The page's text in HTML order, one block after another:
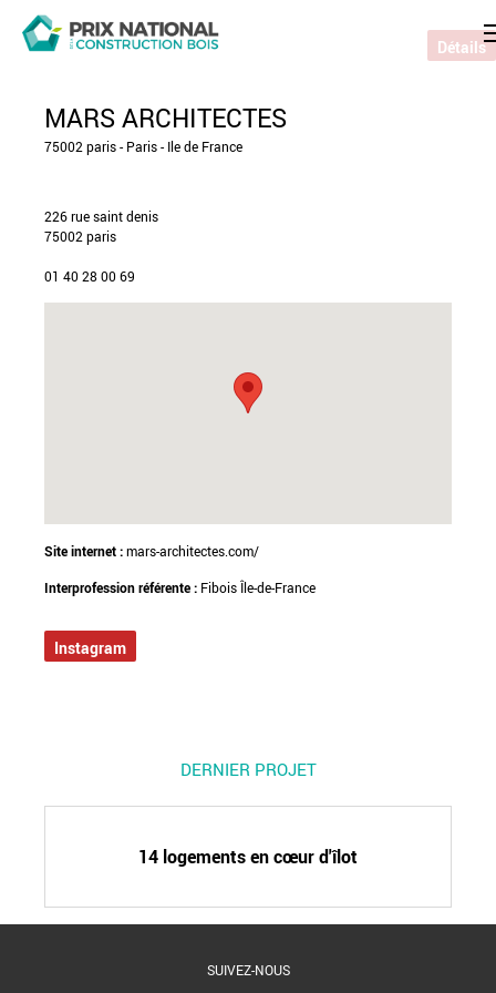
MARS ARCHITECTES
75002 paris - Paris - Ile de France
226 rue saint denis
75002 paris
01 40 28 00 69
Site internet :mars-architectes.com/
Interprofession référente : Fibois Île-de-France
Instagram
DERNIER PROJET
14 logements en cœur d'îlot
Détails
SUIVEZ-NOUS